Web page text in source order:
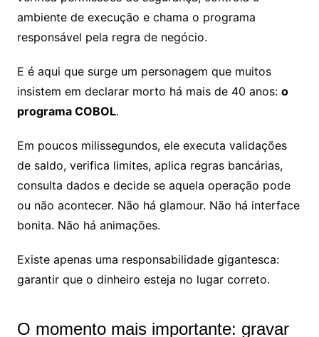
ambiente de execução e chama o programa
responsável pela regra de negócio.
E é aqui que surge um personagem que muitos
insistem em declarar morto há mais de 40 anos: o
programa COBOL.
Em poucos milissegundos, ele executa validações
de saldo, verifica limites, aplica regras bancárias,
consulta dados e decide se aquela operação pode
ou não acontecer. Não há glamour. Não há interface
bonita. Não há animações.
Existe apenas uma responsabilidade gigantesca:
garantir que o dinheiro esteja no lugar correto.
O momento mais importante: gravar